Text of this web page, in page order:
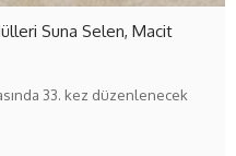
Suna Selen, Macit
33. kez düzenlenecek